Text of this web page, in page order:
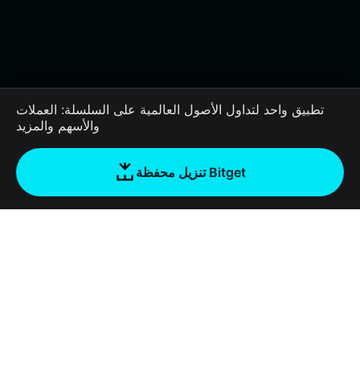
تطبيق واحد لتداول الأصول العالمية على السلسلة: العملات
والأسهم والمزيد
تنزيل محفظة Bitget